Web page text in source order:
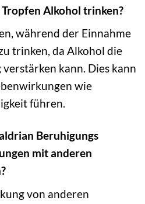
Alkohol trinken?
während der Einnahme
trinken, da Alkohol die
kann. Dies kann
wie
führen.
Beruhigungs
mit anderen
von anderen